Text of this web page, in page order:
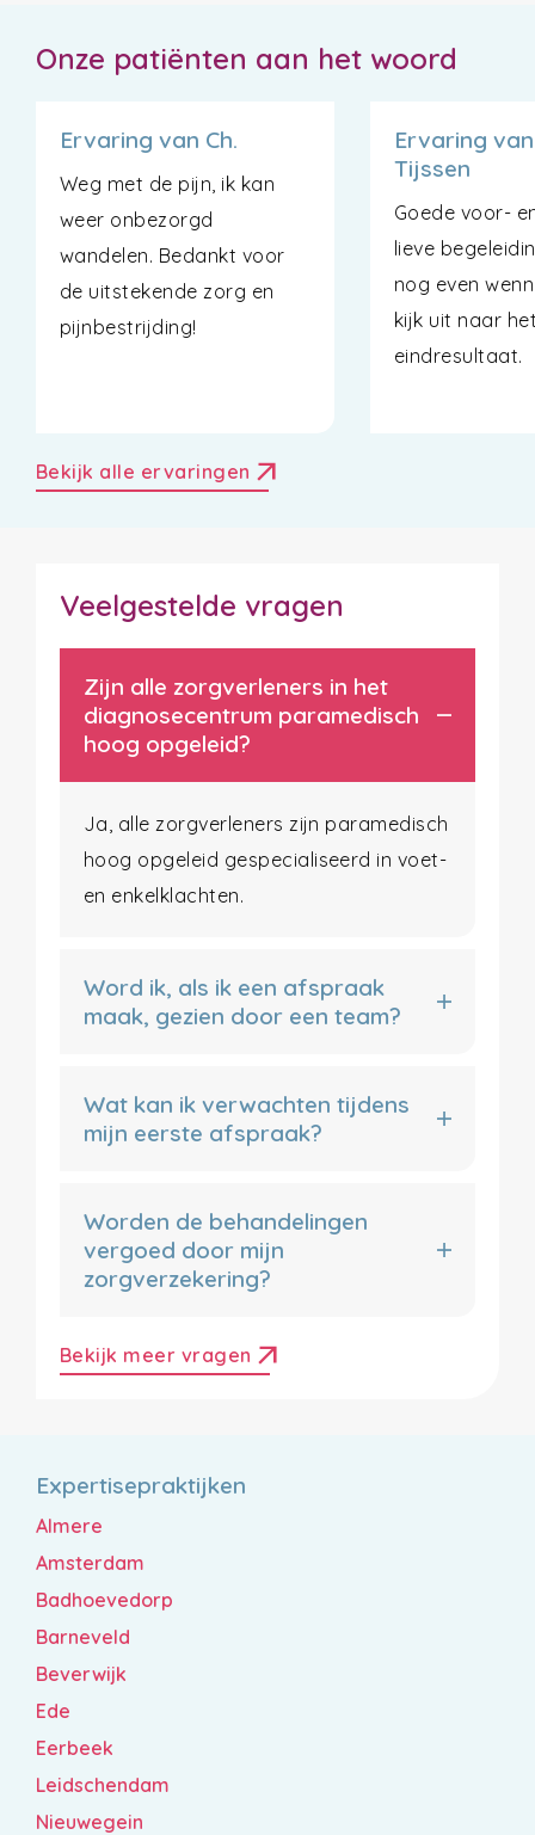
Onze patiënten aan het woord
Ervaring van Ch.
Weg met de pijn, ik kan
weer onbezorgd
wandelen. Bedankt voor
de uitstekende zorg en
pijnbestrijding!
Ervaring
Tijssen
Goede voor-
lieve
nog even
kijk uit naar
eindresultaat.
Bekijk alle ervaringen arrow_outward
Veelgestelde vragen
Zijn alle zorgverleners in het
diagnosecentrum paramedisch
hoog opgeleid?
Ja, alle zorgverleners zijn paramedisch
hoog opgeleid gespecialiseerd in voet-
en enkelklachten.
Word ik, als ik een afspraak
maak, gezien door een team?
Wat kan ik verwachten tijdens
mijn eerste afspraak?
Worden de behandelingen
vergoed door mijn
zorgverzekering?
Bekijk meer vragen arrow_outward
Expertisepraktijken
Almere
Amsterdam
Badhoevedorp
Barneveld
Beverwijk
Ede
Eerbeek
Leidschendam
Nieuwegein